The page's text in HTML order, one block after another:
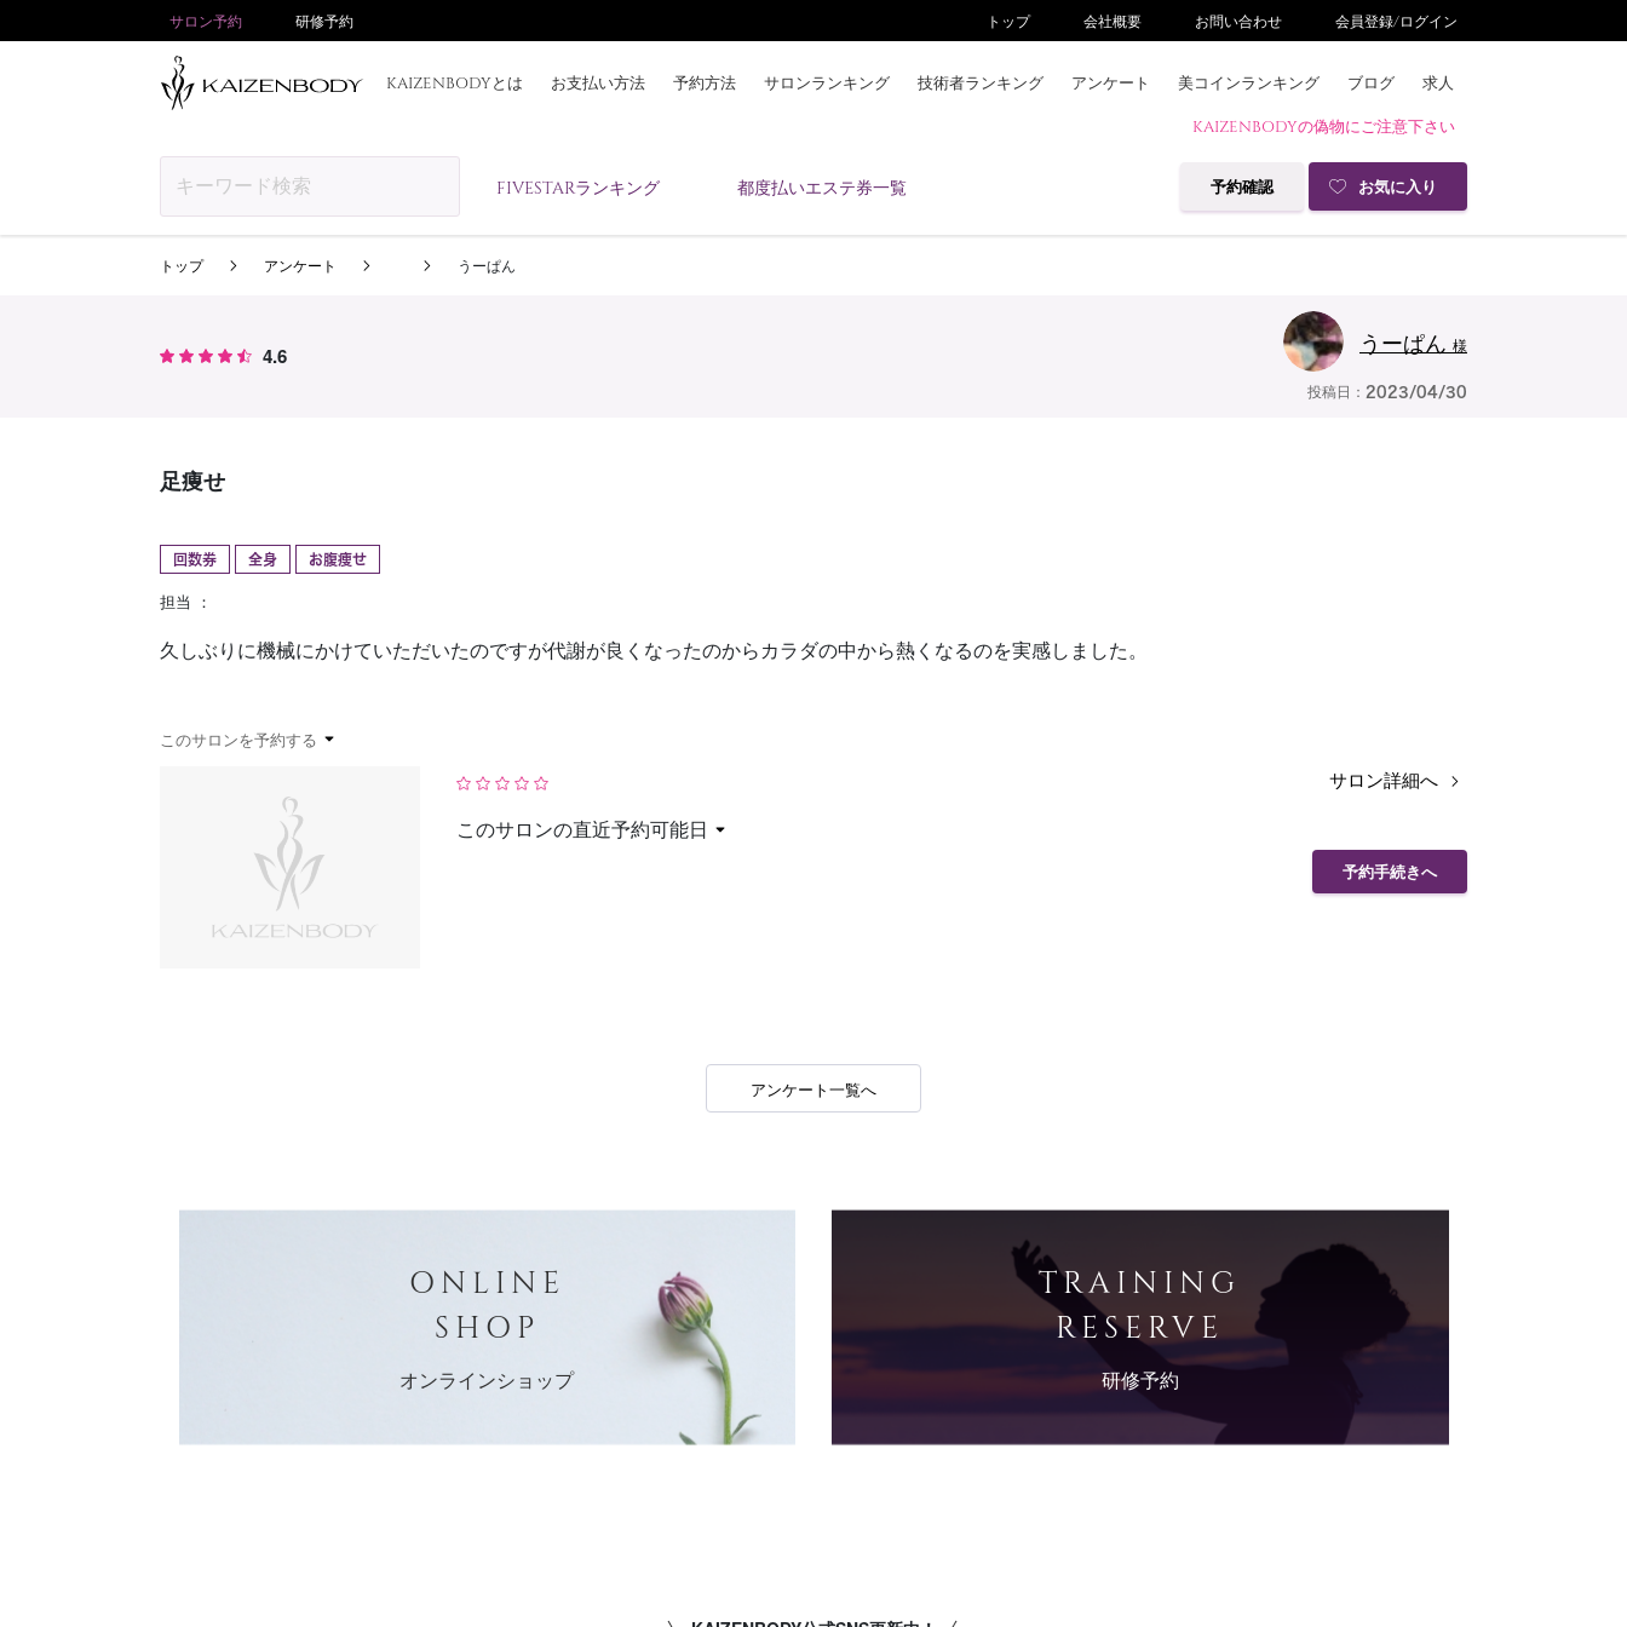
サロン予約 研修予約 トップ 会社概要 お問い合わせ 会員登録/ログイン
KAIZENBODYとは お支払い方法 予約方法 サロンランキング 技術者ランキング アンケート 美コインランキング ブログ 求人
KAIZENBODYの偽物にご注意下さい
FIVESTARランキング 都度払いエステ券一覧 予約確認 お気に入り
お支払い方法
予約方法
予約確認
お問い合わせ
トップ アンケート うーぱん
4.6 うーぱん 様
投稿日： 2023/04/30
足痩せ
回数券 全身 お腹痩せ
担当 ：
久しぶりに機械にかけていただいたのですが代謝が良くなったのからカラダの中から熱くなるのを実感しました。
このサロンを予約する
このサロンの直近予約可能日
サロン詳細へ
予約手続きへ
アンケート一覧へ
ONLINE
SHOP
オンラインショップ
TRAINING
RESERVE
研修予約